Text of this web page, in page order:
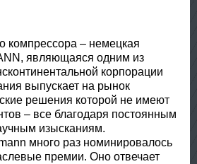
компрессора – немецкая
являющаяся одним из
корпорации
выпускает на рынок
решения которой не имеют
– все благодаря постоянным
изысканиям.
много раз номинировалось
премии. Оно отвечает